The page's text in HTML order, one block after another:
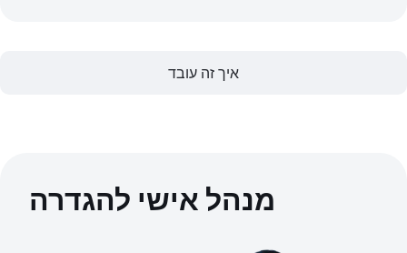
איך זה עובד
מנהל אישי להגדרה